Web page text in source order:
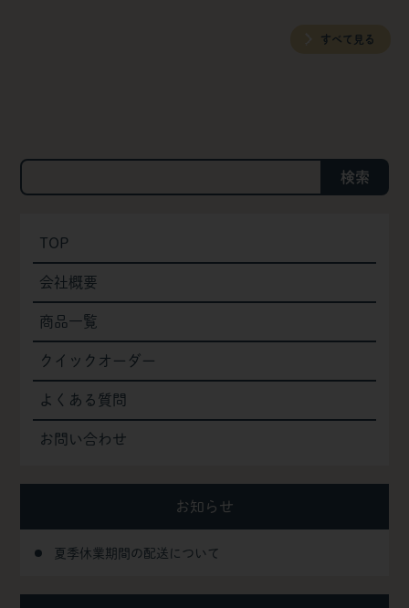
すべて見る
検索
TOP
会社概要
商品一覧
クイックオーダー
よくある質問
お問い合わせ
お知らせ
夏季休業期間の配送について